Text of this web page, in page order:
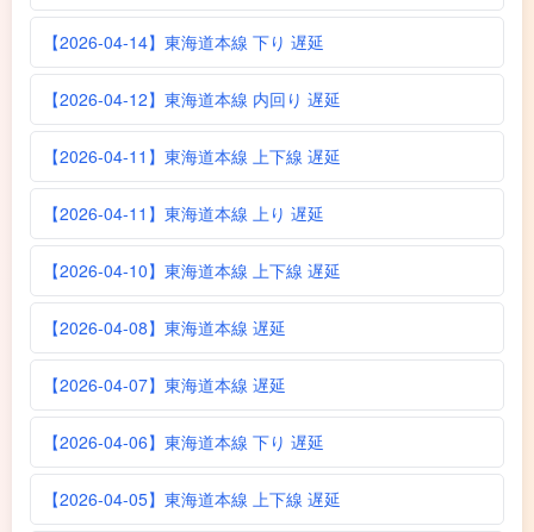
【2026-04-14】東海道本線 下り 遅延
【2026-04-12】東海道本線 内回り 遅延
【2026-04-11】東海道本線 上下線 遅延
【2026-04-11】東海道本線 上り 遅延
【2026-04-10】東海道本線 上下線 遅延
【2026-04-08】東海道本線 遅延
【2026-04-07】東海道本線 遅延
【2026-04-06】東海道本線 下り 遅延
【2026-04-05】東海道本線 上下線 遅延